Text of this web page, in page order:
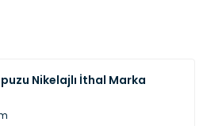
Nikelajlı İthal Marka